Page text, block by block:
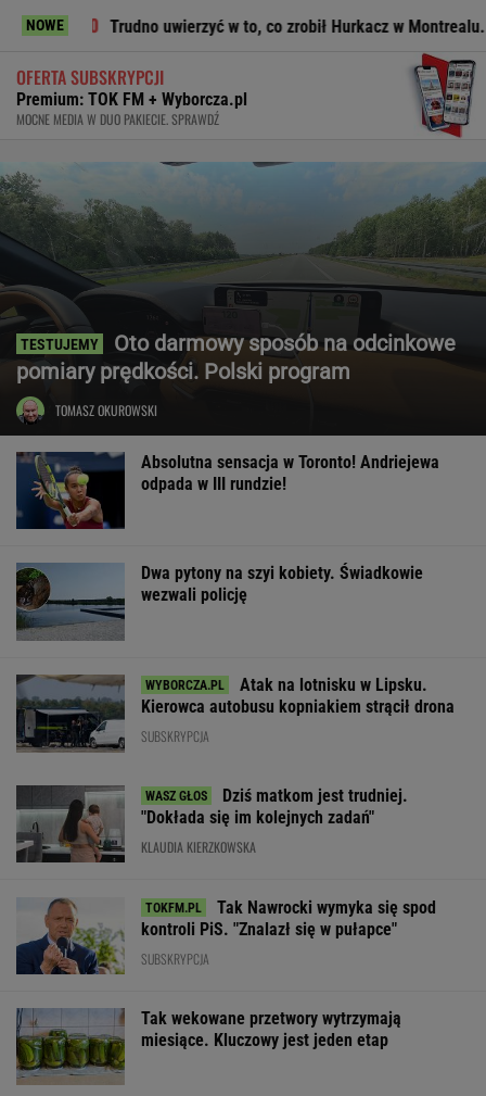
NOWE
Trudno uwierzyć w to, co zrobił Hurkacz w Montrealu. Miał już
OFERTA SUBSKRYPCJI
Premium: TOK FM + Wyborcza.pl
MOCNE MEDIA W DUO PAKIECIE. SPRAWDŹ
Oto darmowy sposób na odcinkowe
pomiary prędkości. Polski program
TOMASZ OKUROWSKI
Absolutna sensacja w Toronto! Andriejewa
odpada w III rundzie!
Dwa pytony na szyi kobiety. Świadkowie
wezwali policję
Atak na lotnisku w Lipsku.
Kierowca autobusu kopniakiem strącił drona
SUBSKRYPCJA
Dziś matkom jest trudniej.
"Dokłada się im kolejnych zadań"
KLAUDIA KIERZKOWSKA
Tak Nawrocki wymyka się spod
kontroli PiS. "Znalazł się w pułapce"
SUBSKRYPCJA
Tak wekowane przetwory wytrzymają
miesiące. Kluczowy jest jeden etap